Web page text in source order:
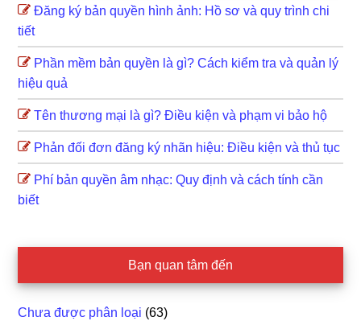
Đăng ký bản quyền hình ảnh: Hồ sơ và quy trình chi
tiết
Phần mềm bản quyền là gì? Cách kiểm tra và quản lý
hiệu quả
Tên thương mại là gì? Điều kiện và phạm vi bảo hộ
Phản đối đơn đăng ký nhãn hiệu: Điều kiện và thủ tục
Phí bản quyền âm nhạc: Quy định và cách tính cần
biết
Bạn quan tâm đến
Chưa được phân loại (63)